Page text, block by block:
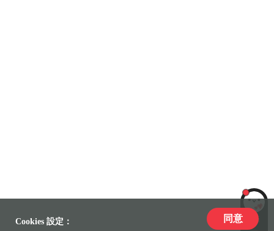
LiLi
Cookies 設定： 同意